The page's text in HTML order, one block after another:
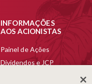
INFORMAÇÕES
AOS ACIONISTAS
Painel de Ações
Dividendos e JCP